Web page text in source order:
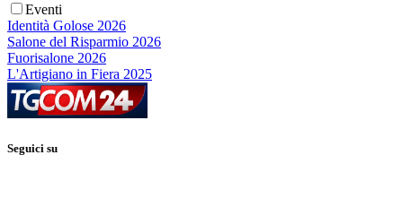
Eventi
Identità Golose 2026
Salone del Risparmio 2026
Fuorisalone 2026
L'Artigiano in Fiera 2025
Seguici su